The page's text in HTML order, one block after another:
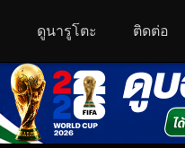
ดูนารูโตะ ติดต่อ